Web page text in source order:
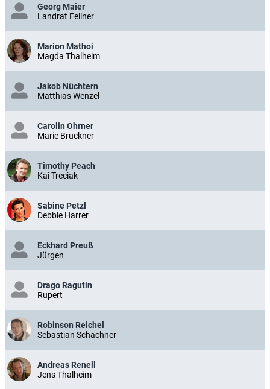
Georg Maier
Landrat Fellner
Marion Mathoi
Magda Thalheim
Jakob Nüchtern
Matthias Wenzel
Carolin Ohrner
Marie Bruckner
Timothy Peach
Kai Treciak
Sabine Petzl
Debbie Harrer
Eckhard Preuß
Jürgen
Drago Ragutin
Rupert
Robinson Reichel
Sebastian Schachner
Andreas Renell
Jens Thalheim